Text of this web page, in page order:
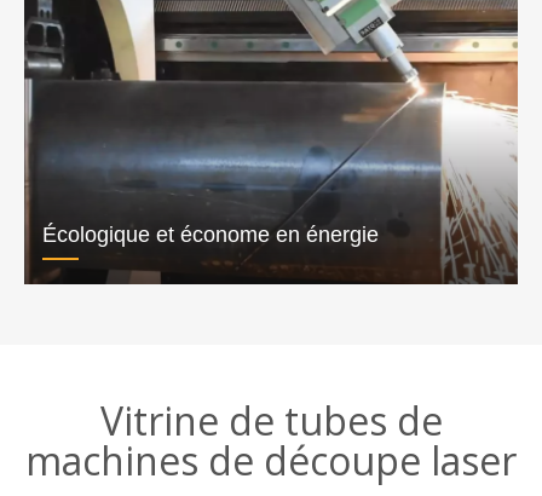
Écologique et économe en énergie
Vitrine de tubes de
machines de découpe laser